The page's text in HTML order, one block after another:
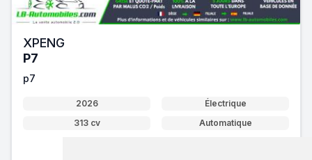
XPENG
P7
p7
2026
Électrique
313 cv
Automatique